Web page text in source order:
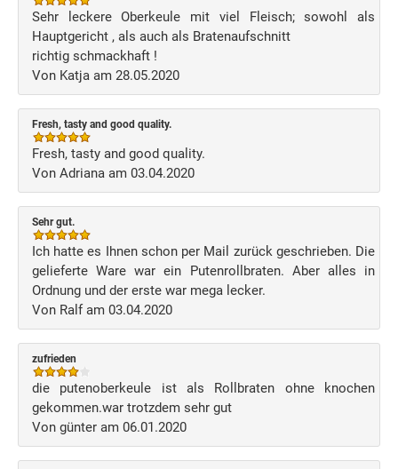
Sehr leckere Oberkeule mit viel Fleisch; sowohl als
Hauptgericht , als auch als Bratenaufschnitt
richtig schmackhaft !
Von Katja am 28.05.2020
Fresh, tasty and good quality.
Fresh, tasty and good quality.
Von Adriana am 03.04.2020
Sehr gut.
Ich hatte es Ihnen schon per Mail zurück geschrieben. Die
gelieferte Ware war ein Putenrollbraten. Aber alles in
Ordnung und der erste war mega lecker.
Von Ralf am 03.04.2020
zufrieden
die putenoberkeule ist als Rollbraten ohne knochen
gekommen.war trotzdem sehr gut
Von günter am 06.01.2020